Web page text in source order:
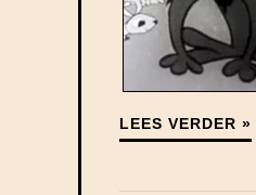
LEES VERDER »